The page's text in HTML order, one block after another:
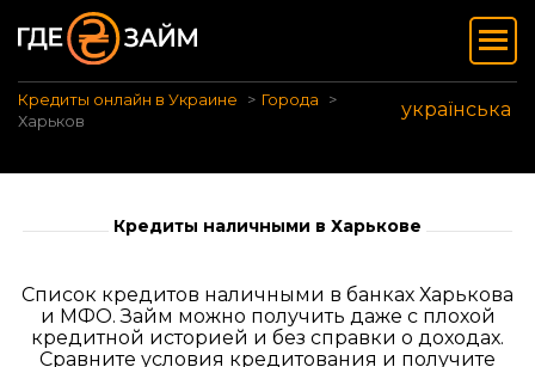
Кредиты онлайн в Украине
Города
Харьков
українська
Кредиты наличными в Харькове
Список кредитов наличными в банках Харькова
и МФО. Займ можно получить даже с плохой
кредитной историей и без справки о доходах.
Сравните условия кредитования и получите